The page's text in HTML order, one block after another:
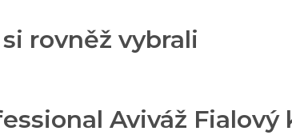
rovněž vybrali
Aviváž Fialový